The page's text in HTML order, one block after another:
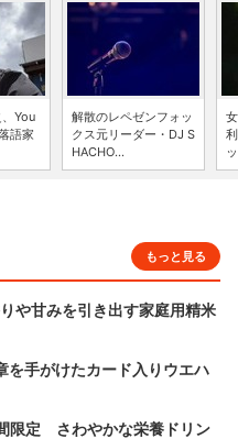
You
語家
解散のレペゼンフォッ
クス元リーダー・DJ S
HACHO...
もっと見る
や甘みを引き出す家庭用精米
を手がけたカード入りウエハ
限定 さわやかな栄養ドリン